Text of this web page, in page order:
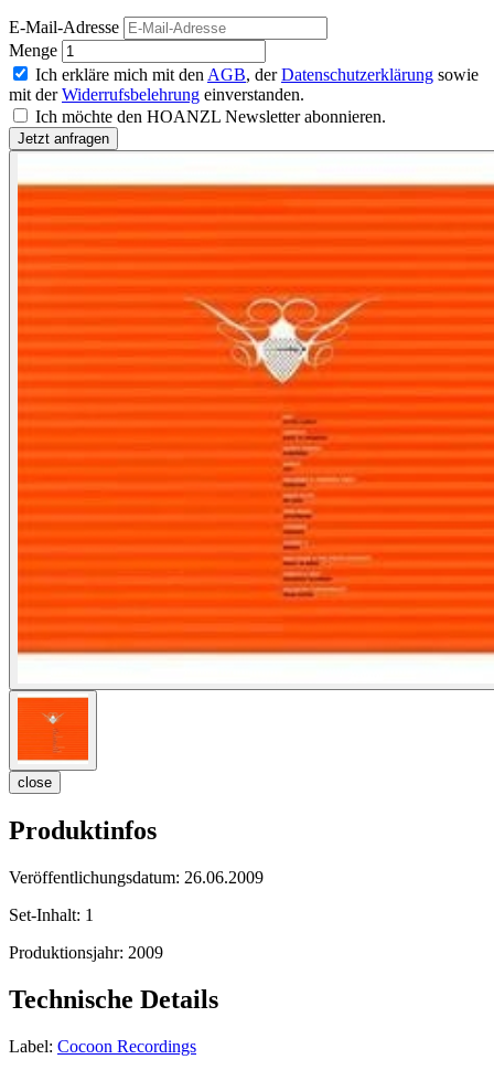
E-Mail-Adresse
Menge
Ich erkläre mich mit den AGB, derDatenschutzerklärung sowie
mit derWiderrufsbelehrung einverstanden.
Ich möchte den HOANZL Newsletter abonnieren.
close
Produktinfos
Veröffentlichungsdatum: 26.06.2009
Set-Inhalt: 1
Produktionsjahr: 2009
Technische Details
Label: Cocoon Recordings